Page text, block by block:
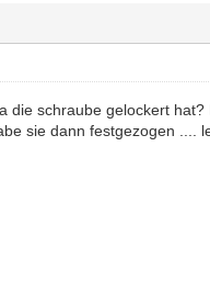
die schraube gelockert
sie dann festgezogen ....